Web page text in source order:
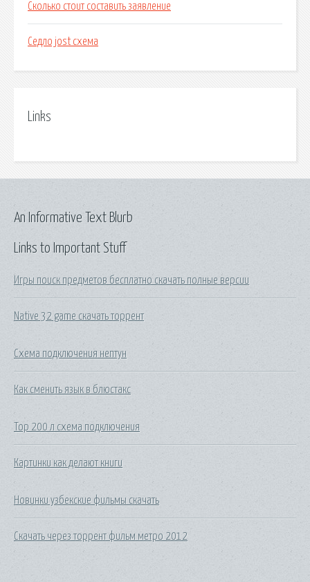
Сколько стоит составить заявление
Седло jost схема
Links
Links to Important Stuff
Игры поиск предметов бесплатно скачать полные версии
Native 32 game скачать торрент
Схема подключения нептун
Как сменить язык в блюстакс
Тор 200 л схема подключения
Картинки как делают книги
Новинки узбекские фильмы скачать
Скачать через торрент фильм метро 2012
An Informative Text Blurb